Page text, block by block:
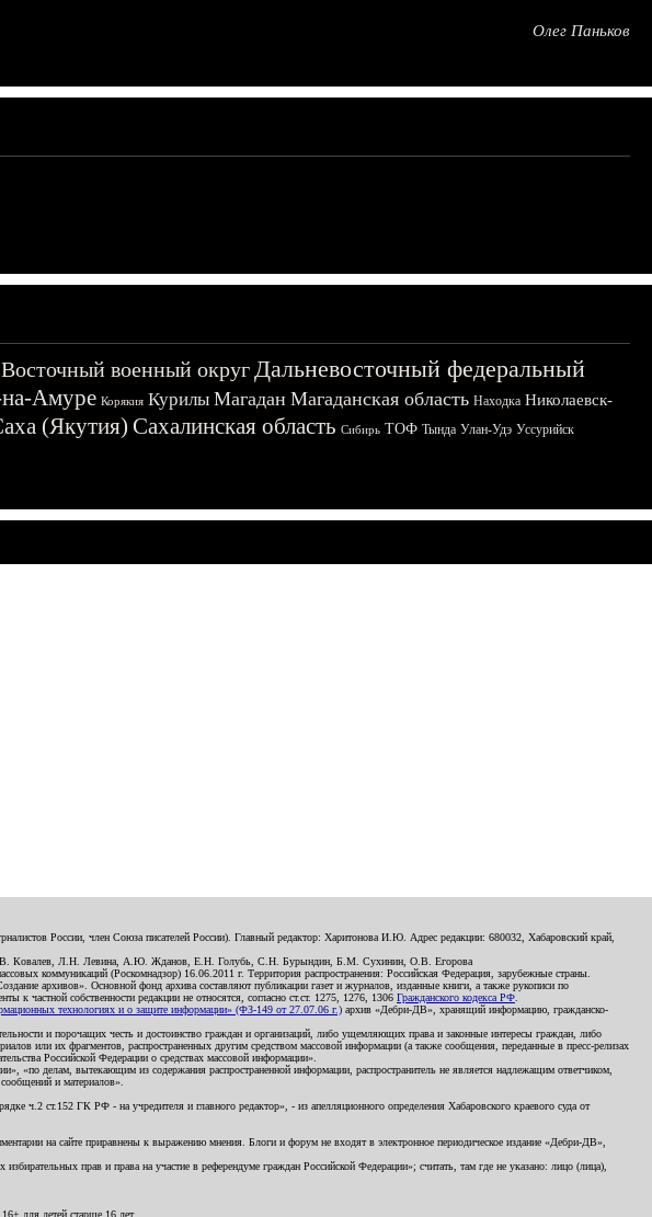
Олег Паньков
Восточный военный округДальневосточный федеральный
Амуре Корякия Курилы Магадан Магаданская область Находка Николаевск-
(Якутия) Сахалинская область Сибирь ТОФ Тында Улан-Удэ Уссурийск
России, член Союза писателей России). Главный редактор: Харитонова И.Ю. Адрес редакции: 680032, Хабаровский край,
Ковалев, Л.Н. Левина, А.Ю. Жданов, Е.Н. Голубь, С.Н. Бурындин, Б.М. Сухинин, О.В. Егорова
коммуникаций (Роскомнадзор) 16.06.2011 г. Территория распространения: Российская Федерация, зарубежные страны.
архивов». Основной фонд архива составляют публикации газет и журналов, изданные книги, а также рукописи по
частной собственности редакции не относятся, согласно ст.ст. 1275, 1276, 1306 Гражданского кодекса РФ
технологиях и о защите информации» (ФЗ-149 от 27.07.06 г.) архив «Дебри-ДВ», хранящий информацию, гражданско-
и порочащих честь и достоинство граждан и организаций, либо ущемляющих права и законные интересы граждан, либо
или их фрагментов, распространенных другим средством массовой информации (а также сообщения, переданные в пресс-релизах
Российской Федерации о средствах массовой информации».
делам, вытекающим из содержания распространенной информации, распространитель не является надлежащим ответчиком,
и материалов».
ч.2 ст.152 ГК РФ - на учредителя и главного редактор», - из апелляционного определения Хабаровского краевого суда от
на сайте приравнены к выражению мнения. Блоги и форум не входят в электронное периодическое издание «Дебри-ДВ»,
прав и права на участие в референдуме граждан Российской Федерации»; считать, там где не указано: лицо (лица),
для детей старше 16 лет.